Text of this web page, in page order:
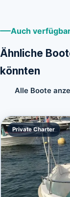
Auch
Ähnliche
könnten
Alle Boote
Private Charter